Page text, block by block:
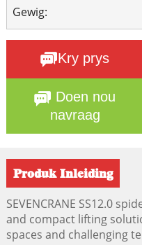
Gewig:
Kry prys
Doen nou
navraag
Produk Inleiding
SEVENCRANE SS12.0
and compact lifting
spaces and challenging